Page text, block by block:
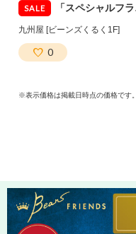
SALE 「スペシャルフライデー」開催！！
九州屋 [ビーンズくるく1F]
0
※表示価格は掲載日時点の価格です。